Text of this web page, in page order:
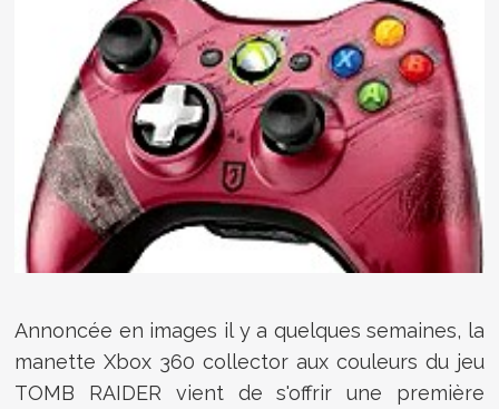
Annoncée en images il y a quelques semaines, la
manette Xbox 360 collector aux couleurs du jeu
TOMB RAIDER vient de s'offrir une première